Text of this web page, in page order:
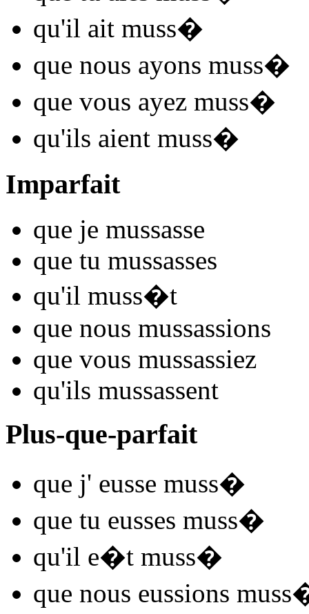
qu'il ait muss�
que nous ayons muss�
que vous ayez muss�
qu'ils aient muss�
Imparfait
que je mussasse
que tu mussasses
qu'il muss�t
que nous mussassions
que vous mussassiez
qu'ils mussassent
Plus-que-parfait
que j' eusse muss�
que tu eusses muss�
qu'il e�t muss�
que nous eussions muss